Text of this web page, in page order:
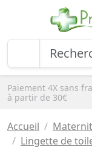
Paiement 4X sans
à partir de 30€
Accueil
Lingette de